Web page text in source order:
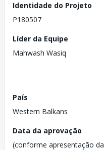
Identidade do Projeto
P180507
Líder da Equipe
Mahwash Wasiq
País
Western Balkans
Data da aprovação
(conforme apresentação da